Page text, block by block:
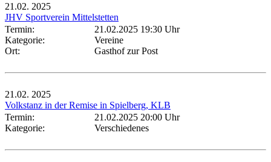
21.02. 2025
JHV Sportverein Mittelstetten
Termin:
21.02.2025 19:30 Uhr
Kategorie:
Vereine
Ort:
Gasthof zur Post
21.02. 2025
Volkstanz in der Remise in Spielberg, KLB
Termin:
21.02.2025 20:00 Uhr
Kategorie:
Verschiedenes